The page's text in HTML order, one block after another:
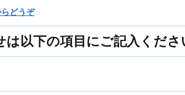
どうぞ
は以下の項目にご記入くださ